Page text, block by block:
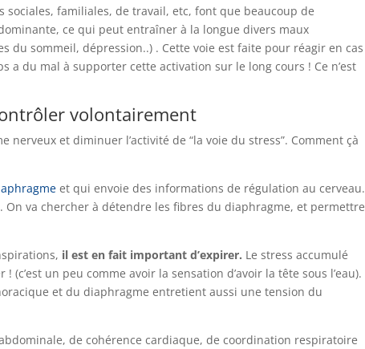
familiales, de travail, etc, font que beaucoup de
ce qui peut entraîner à la longue divers maux
sommeil, dépression..) . Cette voie est faite pour réagir en cas
a du mal à supporter cette activation sur le long cours ! Ce n’est
volontairement
nerveux et diminuer l’activité de “la voie du stress”. Comment çà
et qui envoie des informations de régulation au cerveau.
va chercher à détendre les fibres du diaphragme, et permettre
il est en fait important d’expirer. Le stress accumulé
(c’est un peu comme avoir la sensation d’avoir la tête sous l’eau).
et du diaphragme entretient aussi une tension du
de cohérence cardiaque, de coordination respiratoire